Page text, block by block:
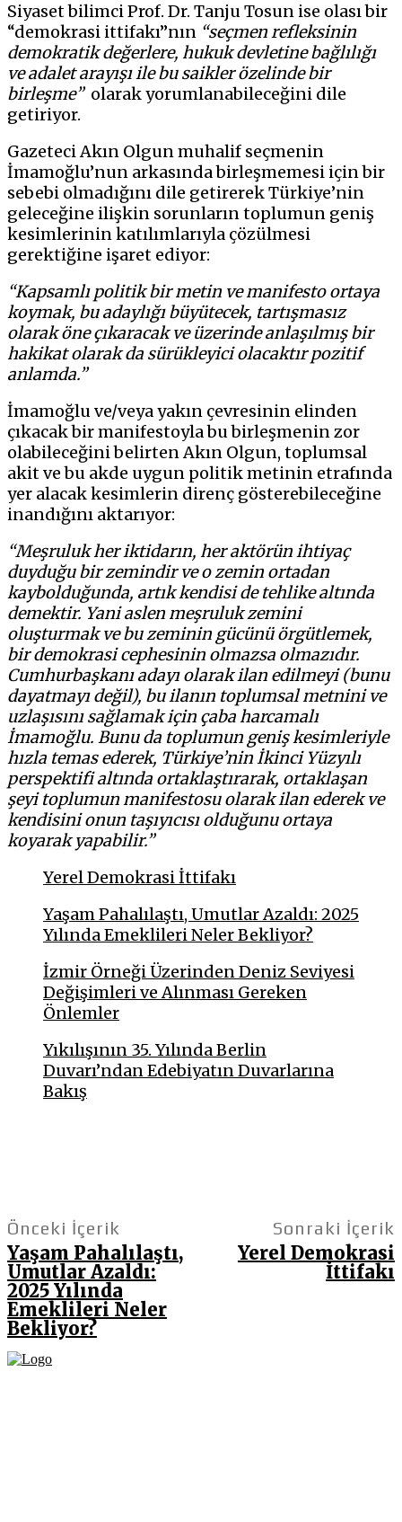
Siyaset bilimci Prof. Dr. Tanju Tosun ise olası bir
“demokrasi ittifakı”nın “seçmen refleksinin
demokratik değerlere, hukuk devletine bağlılığı
ve adalet arayışı ile bu saikler özelinde bir
birleşme” olarak yorumlanabileceğini dile
getiriyor.
Gazeteci Akın Olgun muhalif seçmenin
İmamoğlu’nun arkasında birleşmemesi için bir
sebebi olmadığını dile getirerek Türkiye’nin
geleceğine ilişkin sorunların toplumun geniş
kesimlerinin katılımlarıyla çözülmesi
gerektiğine işaret ediyor:
“Kapsamlı politik bir metin ve manifesto ortaya
koymak, bu adaylığı büyütecek, tartışmasız
olarak öne çıkaracak ve üzerinde anlaşılmış bir
hakikat olarak da sürükleyici olacaktır pozitif
anlamda.”
İmamoğlu ve/veya yakın çevresinin elinden
çıkacak bir manifestoyla bu birleşmenin zor
olabileceğini belirten Akın Olgun, toplumsal
akit ve bu akde uygun politik metinin etrafında
yer alacak kesimlerin direnç gösterebileceğine
inandığını aktarıyor:
“Meşruluk her iktidarın, her aktörün ihtiyaç
duyduğu bir zemindir ve o zemin ortadan
kaybolduğunda, artık kendisi de tehlike altında
demektir. Yani aslen meşruluk zemini
oluşturmak ve bu zeminin gücünü örgütlemek,
bir demokrasi cephesinin olmazsa olmazıdır.
Cumhurbaşkanı adayı olarak ilan edilmeyi (bunu
dayatmayı değil), bu ilanın toplumsal metnini ve
uzlaşısını sağlamak için çaba harcamalı
İmamoğlu. Bunu da toplumun geniş kesimleriyle
hızla temas ederek, Türkiye’nin İkinci Yüzyılı
perspektifi altında ortaklaştırarak, ortaklaşan
şeyi toplumun manifestosu olarak ilan ederek ve
kendisini onun taşıyıcısı olduğunu ortaya
koyarak yapabilir.”
Yerel Demokrasi İttifakı
Yaşam Pahalılaştı, Umutlar Azaldı: 2025
Yılında Emeklileri Neler Bekliyor?
İzmir Örneği Üzerinden Deniz Seviyesi
Değişimleri ve Alınması Gereken
Önlemler
Yıkılışının 35. Yılında Berlin
Duvarı’ndan Edebiyatın Duvarlarına
Bakış
Önceki İçerik
Yaşam Pahalılaştı,
Umutlar Azaldı:
2025 Yılında
Emeklileri Neler
Bekliyor?
Sonraki İçerik
Yerel Demokrasi
İttifakı